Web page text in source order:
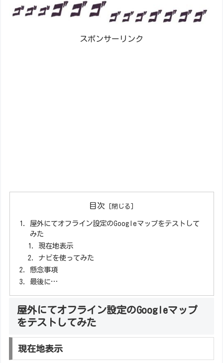
スポンサーリンク
目次
屋外にてオフライン設定のGoogleマップをテストして
みた
現在地表示
ナビを使ってみた
懸念事項
最後に…
屋外にてオフライン設定のGoogleマップ
をテストしてみた
現在地表示